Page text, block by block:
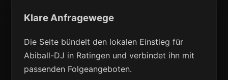
Klare Anfragewege
Die Seite bündelt den lokalen Einstieg für
Abiball-DJ in Ratingen und verbindet ihn mit
passenden Folgeangeboten.